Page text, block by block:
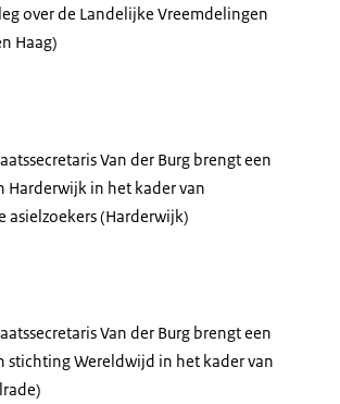
over de Landelijke Vreemdelingen
Haag)
Van der Burg brengt een
Harderwijk in het kader van
asielzoekers (Harderwijk)
Van der Burg brengt een
stichting Wereldwijd in het kader van